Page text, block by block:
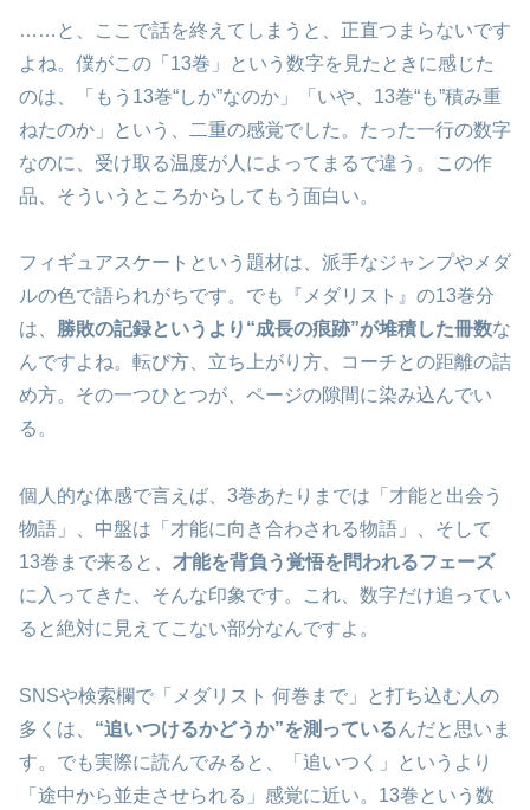
……と、ここで話を終えてしまうと、正直つまらないです
よね。僕がこの「13巻」という数字を見たときに感じた
のは、「もう13巻“しか”なのか」「いや、13巻“も”積み重
ねたのか」という、二重の感覚でした。たった一行の数字
なのに、受け取る温度が人によってまるで違う。この作
品、そういうところからしてもう面白い。
フィギュアスケートという題材は、派手なジャンプやメダ
ルの色で語られがちです。でも『メダリスト』の13巻分
は、 勝敗の記録というより“成長の痕跡”が堆積した冊数な
んですよね。転び方、立ち上がり方、コーチとの距離の詰
め方。その一つひとつが、ページの隙間に染み込んでい
る。
個人的な体感で言えば、3巻あたりまでは「才能と出会う
物語」、中盤は「才能に向き合わされる物語」、そして
13巻まで来ると、 才能を背負う覚悟を問われるフェーズ
に入ってきた、そんな印象です。これ、数字だけ追ってい
ると絶対に見えてこない部分なんですよ。
SNSや検索欄で「メダリスト 何巻まで」と打ち込む人の
多くは、 “追いつけるかどうか”を測っているんだと思いま
す。でも実際に読んでみると、「追いつく」というより
「途中から並走させられる」感覚に近い。13巻という数